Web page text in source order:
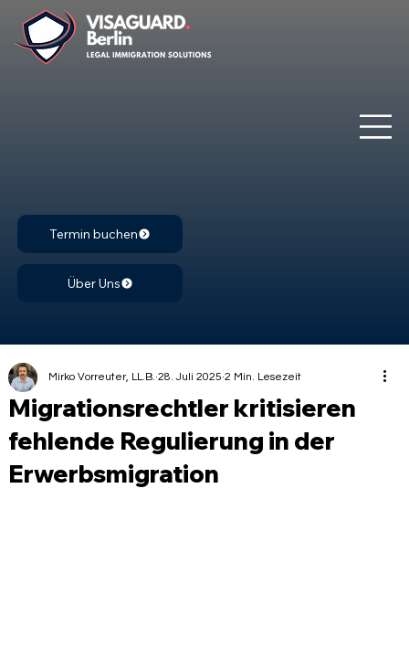
Termin buchen
Über Uns
Migrationsrechtler kritisieren
fehlende Regulierung in der
Erwerbsmigration
Mirko Vorreuter, LL.B. 28. Juli 2025 2 Min. Lesezeit